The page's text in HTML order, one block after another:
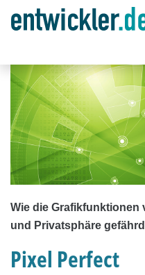
Wie die Grafikfunktionen
und Privatsphäre
Pixel Perfect